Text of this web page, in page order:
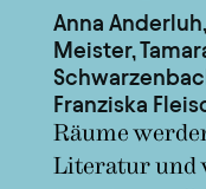
Anna
Meister,
Franziska
Räume
Literatur und